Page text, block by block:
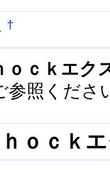
†
ｏｃｋエク
参照くださ
ｈｏｃｋ